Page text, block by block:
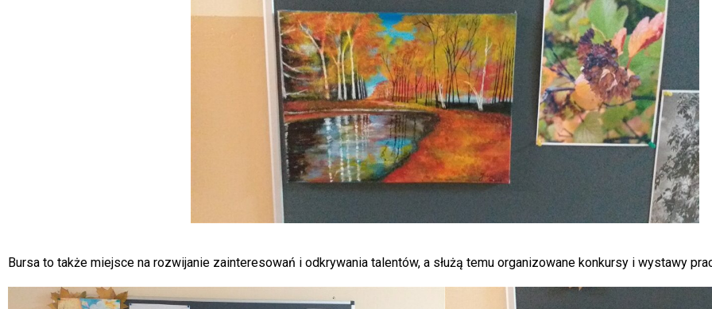
Bursa to także miejsce na rozwijanie zainteresowań i odkrywania talentów, a służą temu organizowane konkursy i wystawy